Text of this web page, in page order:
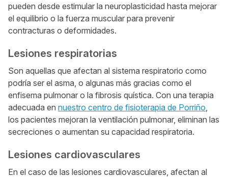
pueden desde estimular la neuroplasticidad hasta mejorar
el equilibrio o la fuerza muscular para prevenir
contracturas o deformidades.
Lesiones respiratorias
Son aquellas que afectan al sistema respiratorio como
podría ser el asma, o algunas más gracias como el
enfisema pulmonar o la fibrosis quística. Con una terapia
adecuada en nuestro centro de fisioterapia de Porriño
los pacientes mejoran la ventilación pulmonar, eliminan las
secreciones o aumentan su capacidad respiratoria.
Lesiones cardiovasculares
En el caso de las lesiones cardiovasculares, afectan al